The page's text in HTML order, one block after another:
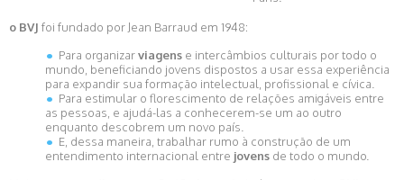
o BVJ foi fundado por Jean Barraud em 1948:
Para organizarviagens e intercâmbios culturais por todo o
mundo, beneficiando jovens dispostos a usar essa experiência
para expandir sua formação intelectual, profissional e cívica.
Para estimular o florescimento de relações amigáveis entre
as pessoas, e ajudá-las a conhecerem-se um ao outro
enquanto descobrem um novo país.
E, dessa maneira, trabalhar rumo à construção de um
entendimento internacional entre jovens de todo o mundo.